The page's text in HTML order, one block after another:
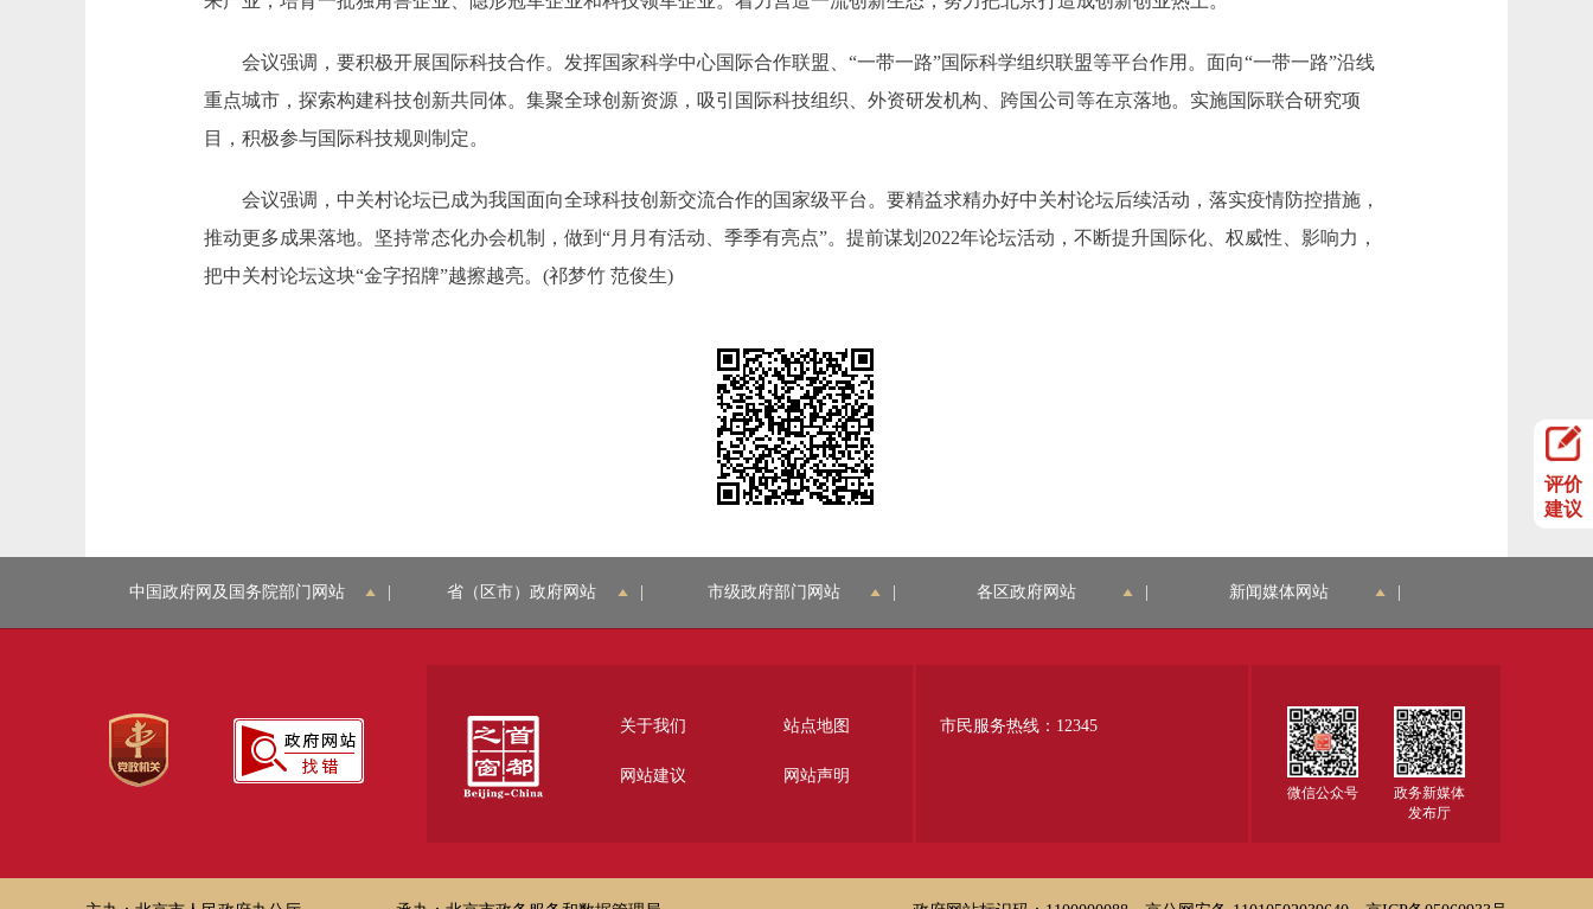
会议强调，要积极开展国际科技合作。发挥国家科学中心国际合作联盟、“一带一路”国际科学组织联盟等平台作用。面向“一带一路”沿线
重点城市，探索构建科技创新共同体。集聚全球创新资源，吸引国际科技组织、外资研发机构、跨国公司等在京落地。实施国际联合研究项
目，积极参与国际科技规则制定。
会议强调，中关村论坛已成为我国面向全球科技创新交流合作的国家级平台。要精益求精办好中关村论坛后续活动，落实疫情防控措施，
推动更多成果落地。坚持常态化办会机制，做到“月月有活动、季季有亮点”。提前谋划2022年论坛活动，不断提升国际化、权威性、影响力，
把中关村论坛这块“金字招牌”越擦越亮。(祁梦竹 范俊生)
评价
建议
中国政府网及国务院部门网站 省（区市）政府网站 市级政府部门网站 各区政府网站 新闻媒体网站
关于我们 站点地图
网站建议 网站声明
市民服务热线：12345
微信公众号
政务新媒体
发布厅